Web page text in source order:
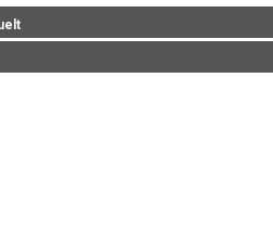
åpen) kom i mål med status fullført
A) kom i mål med tiden 46:21 (5)